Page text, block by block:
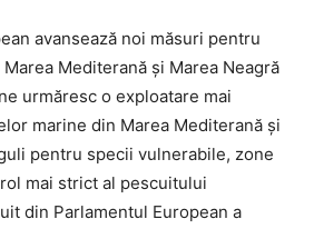
urmăresc o exploatare mai
marine din Marea Mediterană și
pentru specii vulnerabile, zone
mai strict al pescuitului
din Parlamentul European a